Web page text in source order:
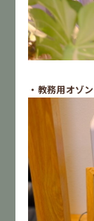
・教務用オゾ